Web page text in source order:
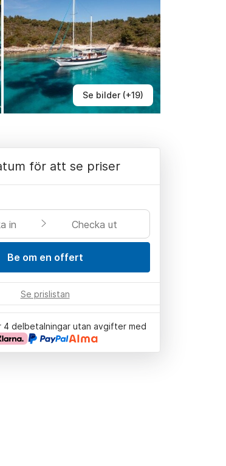
Se bilder (+19)
för att se priser
in Checka ut
Be om en offert
Se prislistan
4 delbetalningar utan avgifter med